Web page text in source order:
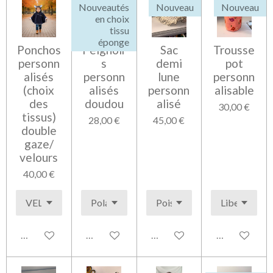
Ponchos
personn
alisés
(choix
des
tissus)
double
gaze/
velours
40,00 €
Voir les détails
Nouveautés
en choix
tissu
éponge
Peignoir
s
personn
alisés
doudou
28,00 €
Voir les détails
Nouveau
Sac
demi
lune
personn
alisé
45,00 €
Voir les détails
Nouveau
Trousse
pot
personn
alisable
30,00 €
Voir les